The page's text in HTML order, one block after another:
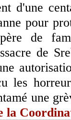
d'une
pour
de
de
les
une
la